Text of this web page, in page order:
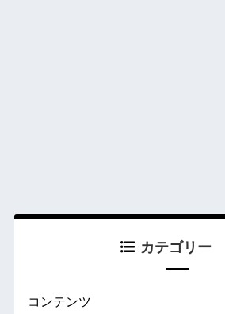
カテゴリー
コンテンツ